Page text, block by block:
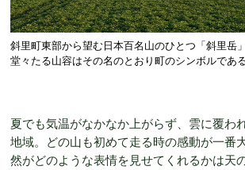
斜里町東部から望む日本百名山のひとつ「斜里岳
堂々たる山容はその名のとおり町のシンボルであ
夏でも気温がなかなか上がらず、雲に覆わ
地域。どの山も初めて走る時の感動が一番
然がどのような表情を見せてくれるかは天